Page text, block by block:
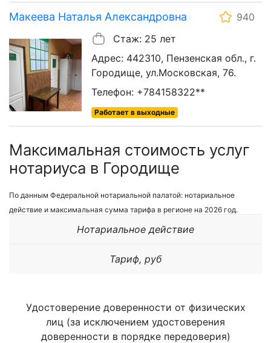
Макеева Наталья Александровна
940
Стаж: 25 лет
Адрес: 442310, Пензенская обл., г.
Городище, ул.Московская, 76.
Телефон: +784158322**
Работает в выходные
Максимальная стоимость услуг
нотариуса в Городище
По данным Федеральной нотариальной палатой: нотариальное
действие и максимальная сумма тарифа в регионе на 2026 год.
Нотариальное действие
Тариф, руб
Удостоверение доверенности от физических
лиц (за исключением удостоверения
доверенности в порядке передоверия)